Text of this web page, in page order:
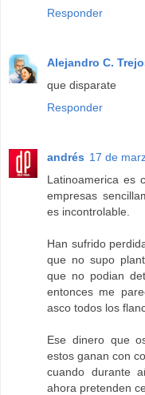
Responder
Alejandro C.
que disparate
Responder
andrés 17 de
Latinoamerica es
empresas
es incontrolable.
Han sufrido
que no supo
que no podian
entonces me
asco todos los
Ese dinero que
estos ganan con
cuando durante
ahora pretenden